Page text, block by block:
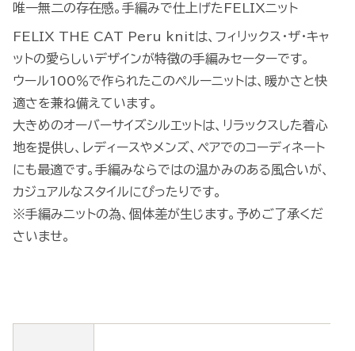
唯一無二の存在感。手編みで仕上げたFELIXニット
FELIX THE CAT Peru knitは、フィリックス・ザ・キャ
ットの愛らしいデザインが特徴の手編みセーターです。
ウール100％で作られたこのペルーニットは、暖かさと快
適さを兼ね備えています。
大きめのオーバーサイズシルエットは、リラックスした着心
地を提供し、レディースやメンズ、ペアでのコーディネート
にも最適です。手編みならではの温かみのある風合いが、
カジュアルなスタイルにぴったりです。
※手編みニットの為、個体差が生じます。予めご了承くだ
さいませ。